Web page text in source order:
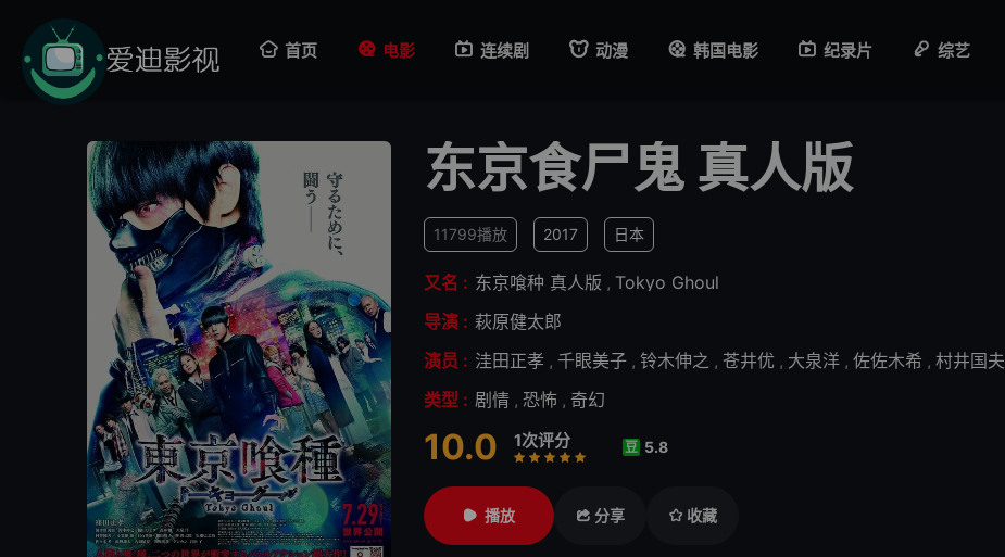
首页 电影 连续剧 动漫 韩国电影 纪录片 综艺
东京食尸鬼 真人版
11799播放 2017 日本
又名 : 东京喰种 真人版 , Tokyo Ghoul
导演 : 萩原健太郎
演员 : 洼田正孝 , 千眼美子 , 铃木伸之 , 苍井优 , 大泉洋 , 佐佐木希 , 村井国夫
类型 : 剧情 , 恐怖 , 奇幻
10.0 1次评分
很差
较差还行推荐
力荐
豆 5.8
播放 分享 收藏